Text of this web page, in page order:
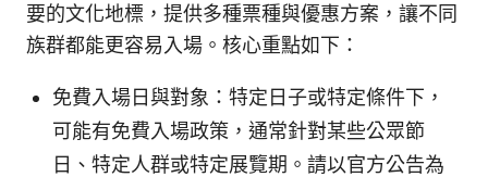
要的文化地標，提供多種票種與優惠方案，讓不同
族群都能更容易入場。核心重點如下：
免費入場日與對象：特定日子或特定條件下，
可能有免費入場政策，通常針對某些公眾節
日、特定人群或特定展覽期。請以官方公告為